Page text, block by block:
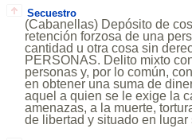
Secuestro
(Cabanellas) Depósito de
retención forzosa de una
cantidad u otra cosa sin
PERSONAS. Delito mixto
personas y, por lo común,
en obtener una suma de
aquel a quien se le exige la
amenazas, a la muerte,
de libertad y situado en lugar